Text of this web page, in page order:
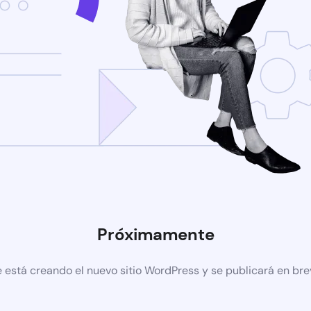
Próximamente
está creando el nuevo sitio WordPress y se publicará en